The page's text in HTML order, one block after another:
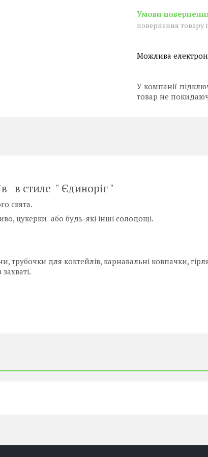
повернення товару
У компанії
товар не
в стиле " Єдиноріг "
свята.
цукерки або будь-які інші солодощі.
трубочки для коктейлів, карнавальні ковпачки,